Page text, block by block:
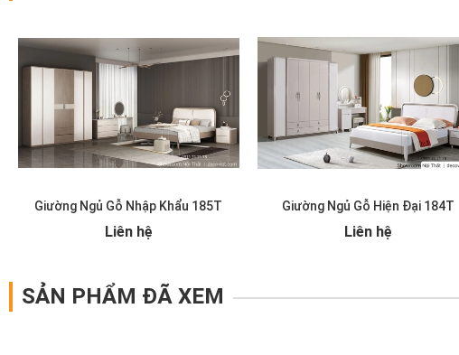
Giường Ngủ Gỗ Nhập Khẩu 185T
Liên hệ
Giường Ngủ Gỗ Hiện Đại 184T
Liên hệ
SẢN PHẨM ĐÃ XEM